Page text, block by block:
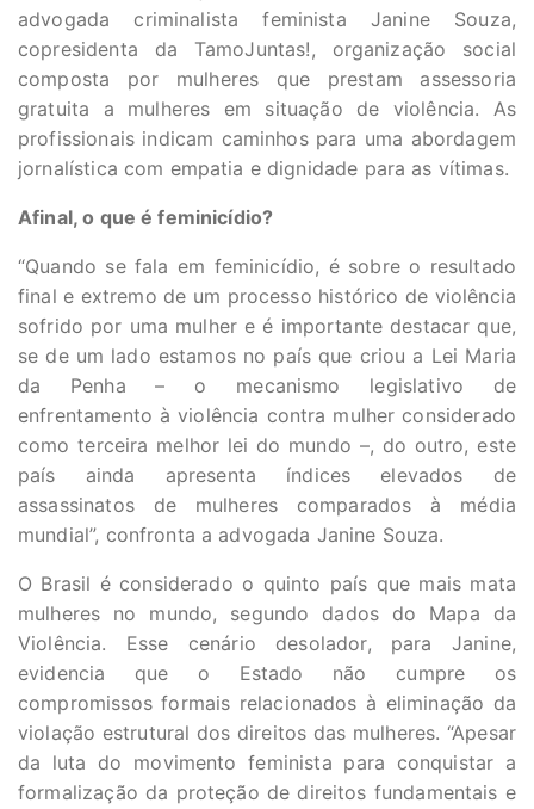
advogada criminalista feminista Janine Souza,
copresidenta da TamoJuntas!, organização social
composta por mulheres que prestam assessoria
gratuita a mulheres em situação de violência. As
profissionais indicam caminhos para uma abordagem
jornalística com empatia e dignidade para as vítimas.
Afinal, o que é feminicídio?
“Quando se fala em feminicídio, é sobre o resultado
final e extremo de um processo histórico de violência
sofrido por uma mulher e é importante destacar que,
se de um lado estamos no país que criou a Lei Maria
da Penha – o mecanismo legislativo de
enfrentamento à violência contra mulher considerado
como terceira melhor lei do mundo –, do outro, este
país ainda apresenta índices elevados de
assassinatos de mulheres comparados à média
mundial”, confronta a advogada Janine Souza.
O Brasil é considerado o quinto país que mais mata
mulheres no mundo, segundo dados do Mapa da
Violência. Esse cenário desolador, para Janine,
evidencia que o Estado não cumpre os
compromissos formais relacionados à eliminação da
violação estrutural dos direitos das mulheres. “Apesar
da luta do movimento feminista para conquistar a
formalização da proteção de direitos fundamentais e